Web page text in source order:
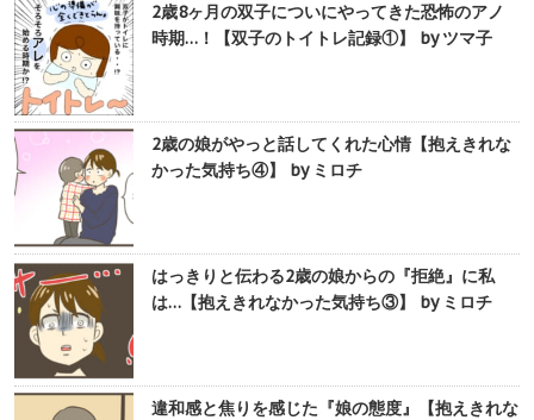
2歳8ヶ月の双子についにやってきた恐怖のアノ
時期…！【双子のトイトレ記録①】 by ツマ子
2歳の娘がやっと話してくれた心情【抱えきれな
かった気持ち④】 by ミロチ
はっきりと伝わる2歳の娘からの『拒絶』に私
は…【抱えきれなかった気持ち③】 by ミロチ
違和感と焦りを感じた『娘の態度』【抱えきれな